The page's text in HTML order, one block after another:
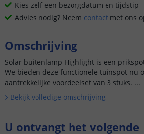
Kies zelf een bezorgdatum en tijdstip
Advies nodig? Neem contact met ons
Omschrijving
Solar buitenlamp Highlight is een
We bieden deze functionele tuinspot nu
aantrekkelijke voordeelset van 3 stuks. ...
Bekijk volledige omschrijving
U ontvangt het volgende